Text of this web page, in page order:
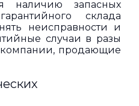
наличию запасных
склада
неисправности и
случаи в разы
продающие